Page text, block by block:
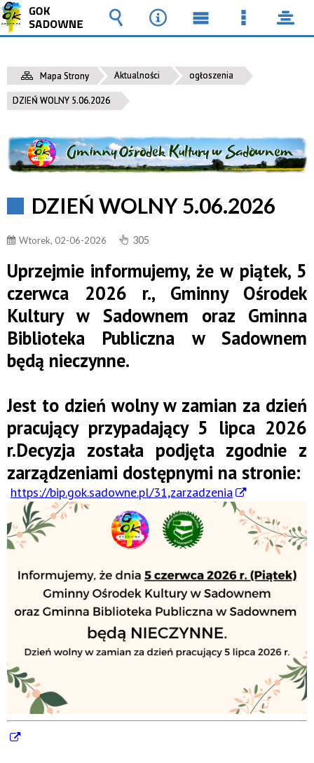
Mapa Strony Aktualności ogłoszenia
DZIEŃ WOLNY 5.06.2026
DZIEŃ WOLNY 5.06.2026
Wtorek, 02-06-2026 305
Uprzejmie informujemy, że w piątek, 5
czerwca 2026 r., Gminny Ośrodek
Kultury w Sadownem oraz Gminna
Biblioteka Publiczna w Sadownem
będą nieczynne.
Jest to dzień wolny w zamian za dzień
pracujący przypadający 5 lipca 2026
r.Decyzja została podjęta zgodnie z
zarządzeniami dostępnymi na stronie:
https://bip.gok.sadowne.pl/31,zarzadzenia
Wyszukiwarka
Narzędzia
MenuMenu